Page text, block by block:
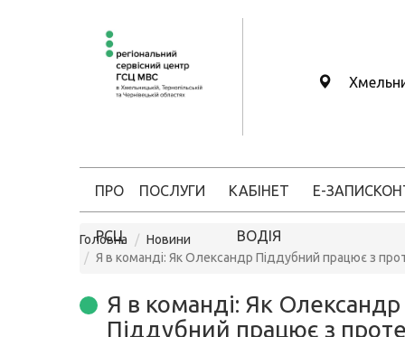
ПРО
РСЦ
ПОСЛУГИ КАБІНЕТ
ВОДІЯ
Е-ЗАПИС
Головна
Новини
Я в команді: Як Олександр Піддубний працює з
Я в команді: Як Олександр
Піддубний працює з